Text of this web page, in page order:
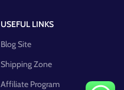
USEFUL LINKS
Blog Site
Shipping Zone
Affiliate Program